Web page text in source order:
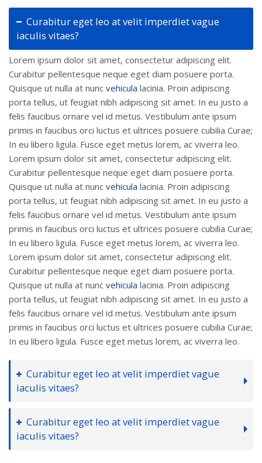
Curabitur eget leo at velit imperdiet vague
iaculis vitaes?
Lorem ipsum dolor sit amet, consectetur adipiscing elit.
Curabitur pellentesque neque eget diam posuere porta.
Quisque ut nulla at nunc vehicula lacinia. Proin adipiscing
porta tellus, ut feugiat nibh adipiscing sit amet. In eu justo a
felis faucibus ornare vel id metus. Vestibulum ante ipsum
primis in faucibus orci luctus et ultrices posuere cubilia Curae;
In eu libero ligula. Fusce eget metus lorem, ac viverra leo.
Lorem ipsum dolor sit amet, consectetur adipiscing elit.
Curabitur pellentesque neque eget diam posuere porta.
Quisque ut nulla at nunc vehicula lacinia. Proin adipiscing
porta tellus, ut feugiat nibh adipiscing sit amet. In eu justo a
felis faucibus ornare vel id metus. Vestibulum ante ipsum
primis in faucibus orci luctus et ultrices posuere cubilia Curae;
In eu libero ligula. Fusce eget metus lorem, ac viverra leo.
Lorem ipsum dolor sit amet, consectetur adipiscing elit.
Curabitur pellentesque neque eget diam posuere porta.
Quisque ut nulla at nunc vehicula lacinia. Proin adipiscing
porta tellus, ut feugiat nibh adipiscing sit amet. In eu justo a
felis faucibus ornare vel id metus. Vestibulum ante ipsum
primis in faucibus orci luctus et ultrices posuere cubilia Curae;
In eu libero ligula. Fusce eget metus lorem, ac viverra leo.
Curabitur eget leo at velit imperdiet vague
iaculis vitaes?
Curabitur eget leo at velit imperdiet vague
iaculis vitaes?